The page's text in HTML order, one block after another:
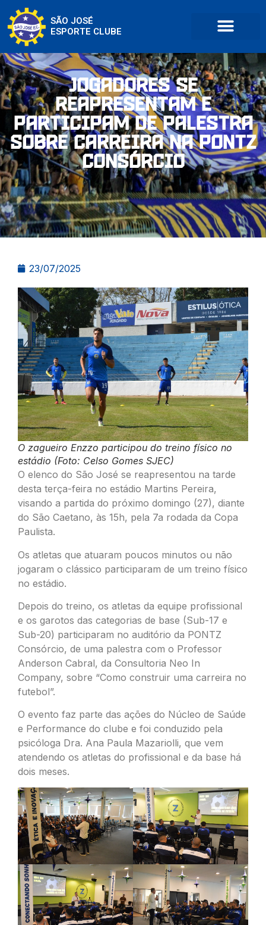
SÃO JOSÉ
ESPORTE CLUBE
Jogadores se
reapresentam e
participam de palestra
sobre carreira na PONTZ
Consórcio
23/07/2025
O zagueiro Enzzo participou do treino físico no
estádio (Foto: Celso Gomes SJEC)
O elenco do São José se reapresentou na tarde
desta terça-feira no estádio Martins Pereira,
visando a partida do próximo domingo (27), diante
do São Caetano, às 15h, pela 7a rodada da Copa
Paulista.
Os atletas que atuaram poucos minutos ou não
jogaram o clássico participaram de um treino físico
no estádio.
Depois do treino, os atletas da equipe profissional
e os garotos das categorias de base (Sub-17 e
Sub-20) participaram no auditório da PONTZ
Consórcio, de uma palestra com o Professor
Anderson Cabral, da Consultoria Neo In
Company, sobre “Como construir uma carreira no
futebol”.
O evento faz parte das ações do Núcleo de Saúde
e Performance do clube e foi conduzido pela
psicóloga Dra. Ana Paula Mazariolli, que vem
atendendo os atletas do profissional e da base há
dois meses.